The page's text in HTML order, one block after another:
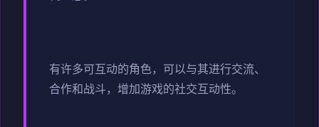
有许多可互动的角色，可以与其进行交流、
合作和战斗，增加游戏的社交互动性。